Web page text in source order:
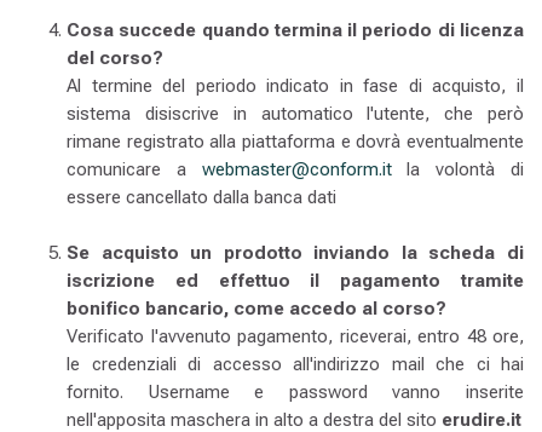
Cosa succede quando termina il periodo di licenza
del corso?
Al termine del periodo indicato in fase di acquisto, il
sistema disiscrive in automatico l'utente, che però
rimane registrato alla piattaforma e dovrà eventualmente
comunicare a webmaster@conform.itla volontà di
essere cancellato dalla banca dati
Se acquisto un prodotto inviando la scheda di
iscrizione ed effettuo il pagamento tramite
bonifico bancario, come accedo al corso?
Verificato l'avvenuto pagamento, riceverai, entro 48 ore,
le credenziali di accesso all'indirizzo mail che ci hai
fornito. Username e password vanno inserite
nell'apposita maschera in alto a destra del sito erudire.it